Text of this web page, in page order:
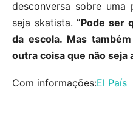
desconversa sobre uma
seja skatista.“Pode ser
da escola. Mas
outra coisa que não seja
Com informações:El País